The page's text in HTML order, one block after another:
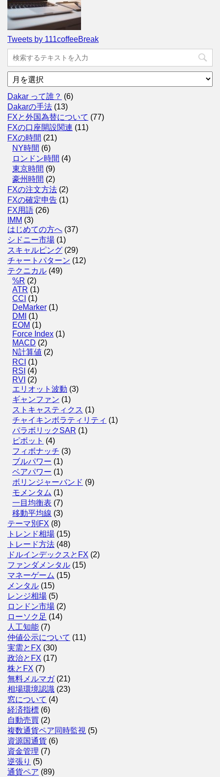
Tweets by 111coffeeBreak
ア
ー
カ
イ
ブ
Dakar って誰？ (6)
Dakarの手法 (13)
FXと外国為替について (77)
FXの口座開設関連 (11)
FXの時間 (21)
NY時間 (6)
ロンドン時間 (4)
東京時間 (9)
豪州時間 (2)
FXの注文方法 (2)
FXの確定申告 (1)
FX用語 (26)
IMM (3)
はじめての方へ (37)
シドニー市場 (1)
スキャルピング (29)
チャートパターン (12)
テクニカル (49)
%R (2)
ATR (1)
CCI (1)
DeMarker (1)
DMI
(1)
EOM (1)
Force Index (1)
MACD (2)
N計算値 (2)
RCI (1)
RSI (4)
RVI (2)
エリオット波動 (3)
ギャンファン (1)
ストキャスティクス (1)
チャイキンボラティリティ (1)
パラボリックSAR (1)
ピボット (4)
フィボナッチ (3)
ブルパワー (1)
ベアパワー (1)
ボリンジャーバンド (9)
モメンタム (1)
一目均衡表 (7)
移動平均線 (3)
テーマ別FX (8)
トレンド相場 (15)
トレード方法 (48)
ドルインデックスとFX (2)
ファンダメンタル (15)
マネーゲーム (15)
メンタル (15)
レンジ相場 (5)
ロンドン市場 (2)
ローソク足 (14)
人工知能 (7)
仲値公示について (11)
実需とFX (30)
政治とFX (17)
株とFX (7)
無料メルマガ(21)
相場環境認識 (23)
窓について (4)
経済指標 (6)
自動売買 (2)
複数通貨ペア同時監視 (5)
資源国通貨 (6)
資金管理 (7)
逆張り (5)
通貨ペア (89)